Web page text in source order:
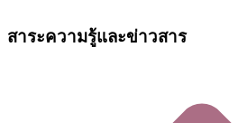
สาระความรู้และข่าวสาร